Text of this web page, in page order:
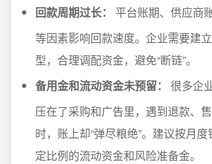
回款周期过长：
平台账期、供应商
等因素影响回款速度。企业需要建
型，合理调配资金，避免“断链”。
备用金和流动资金未预留：
很多企
压在了采购和广告里，遇到退款、
时，账上却“弹尽粮绝”。建议按月
定比例的流动资金和风险准备金。